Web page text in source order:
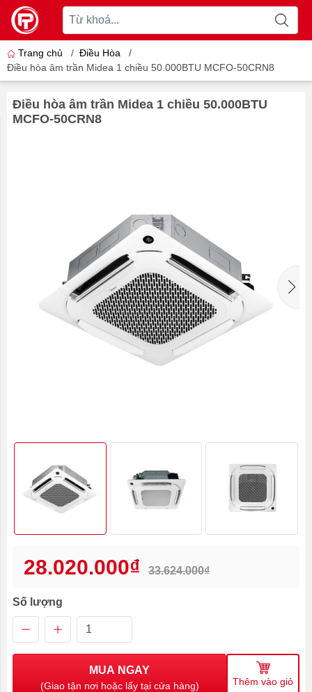
Trang chủ / Điều Hòa
/
Điều hòa âm trần Midea 1 chiều 50.000BTU MCFO-50CRN8
Điều hòa âm trần Midea 1 chiều 50.000BTU
MCFO-50CRN8
28.020.000₫ 33.624.000₫
Số lượng
MUA NGAY
(Giao tận nơi hoặc lấy tại cửa hàng) Thêm vào giỏ